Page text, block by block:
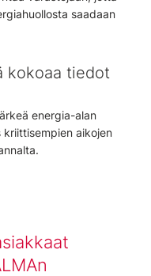
saadaan
kokoaa tiedot
energia-alan
kriittisempien aikojen